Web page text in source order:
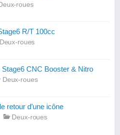
roues
R/T 100cc
Deux-roues
Stage6 CNC Booster & Nitro
Deux-roues
retour d’une icône
Deux-roues